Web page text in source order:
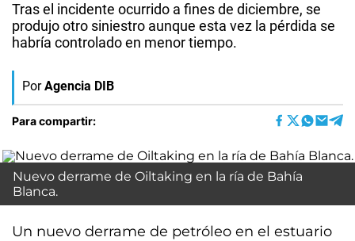
Tras el incidente ocurrido a fines de diciembre, se
produjo otro siniestro aunque esta vez la pérdida se
habría controlado en menor tiempo.
Por Agencia DIB
Para compartir:
Nuevo derrame de Oiltaking en la ría de Bahía
Blanca.
Un nuevo derrame de petróleo en el estuario